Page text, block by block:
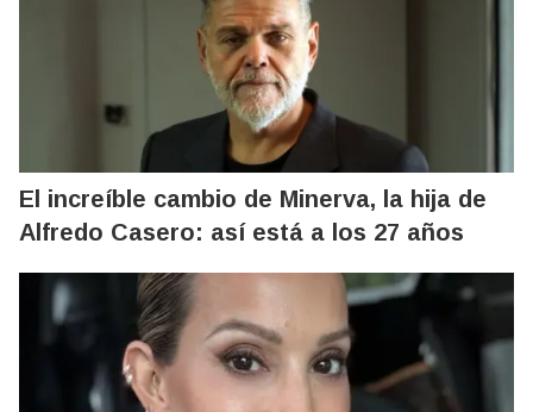
El increíble cambio de Minerva, la hija de
Alfredo Casero: así está a los 27 años